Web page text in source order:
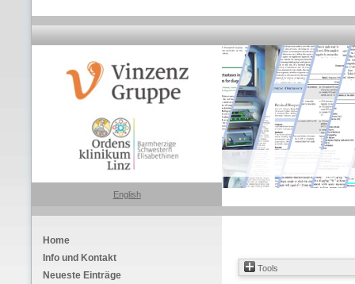
English
Home
Info und Kontakt
Neueste Einträge
Tools